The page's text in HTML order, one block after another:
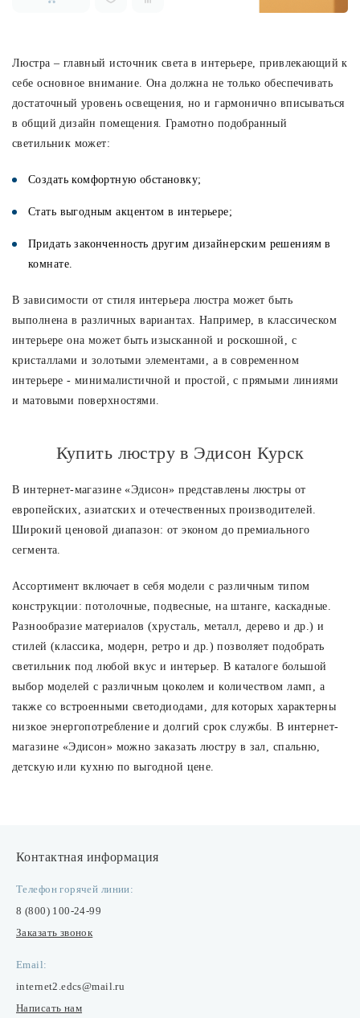
Люстра – главный источник света в интерьере, привлекающий к
себе основное внимание. Она должна не только обеспечивать
достаточный уровень освещения, но и гармонично вписываться
в общий дизайн помещения. Грамотно подобранный
светильник может:
Создать комфортную обстановку;
Стать выгодным акцентом в интерьере;
Придать законченность другим дизайнерским решениям в
комнате.
В зависимости от стиля интерьера люстра может быть
выполнена в различных вариантах. Например, в классическом
интерьере она может быть изысканной и роскошной, с
кристаллами и золотыми элементами, а в современном
интерьере - минималистичной и простой, с прямыми линиями
и матовыми поверхностями.
Купить люстру в Эдисон Курск
В интернет-магазине «Эдисон» представлены люстры от
европейских, азиатских и отечественных производителей.
Широкий ценовой диапазон: от эконом до премиального
сегмента.
Ассортимент включает в себя модели с различным типом
конструкции: потолочные, подвесные, на штанге, каскадные.
Разнообразие материалов (хрусталь, металл, дерево и др.) и
стилей (классика, модерн, ретро и др.) позволяет подобрать
светильник под любой вкус и интерьер. В каталоге большой
выбор моделей с различным цоколем и количеством ламп, а
также со встроенными светодиодами, для которых характерны
низкое энергопотребление и долгий срок службы. В интернет-
магазине «Эдисон» можно заказать люстру в зал, спальню,
детскую или кухню по выгодной цене.
Контактная информация
Телефон горячей линии:
8 (800) 100-24-99
Заказать звонок
Email:
internet2.edcs@mail.ru
Написать нам